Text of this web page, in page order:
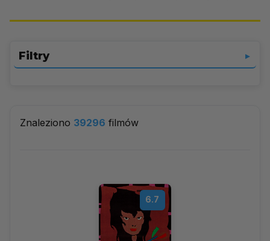
Filtry ▼
Znaleziono 39296 filmów
6.7